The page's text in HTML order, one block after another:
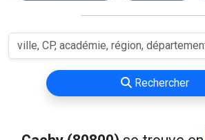
Rechercher